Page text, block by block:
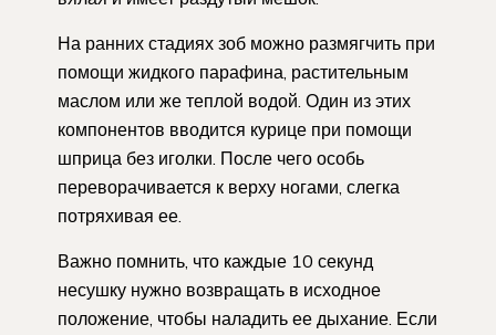
На ранних стадиях зоб можно размягчить при
помощи жидкого парафина, растительным
маслом или же теплой водой. Один из этих
компонентов вводится курице при помощи
шприца без иголки. После чего особь
переворачивается к верху ногами, слегка
потряхивая ее.
Важно помнить, что каждые 10 секунд
несушку нужно возвращать в исходное
положение, чтобы наладить ее дыхание. Если